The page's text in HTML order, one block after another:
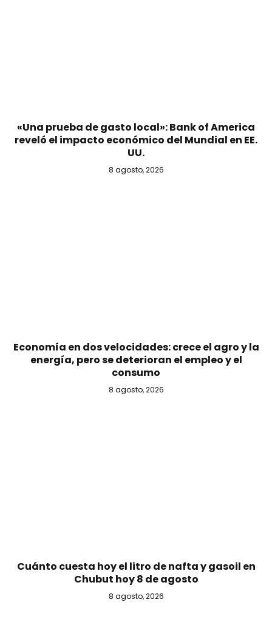
«Una prueba de gasto local»: Bank of America
reveló el impacto económico del Mundial en EE.
UU.
8 agosto, 2026
Economía en dos velocidades: crece el agro y la
energía, pero se deterioran el empleo y el
consumo
8 agosto, 2026
Cuánto cuesta hoy el litro de nafta y gasoil en
Chubut hoy 8 de agosto
8 agosto, 2026